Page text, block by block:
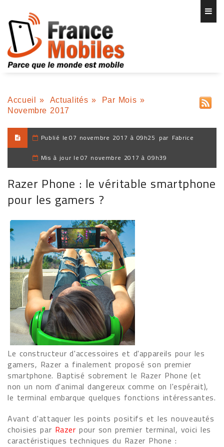
Accueil » Actualités » Par Mois »
Novembre 2017
Publié le 07 novembre 2017 à 09h25 par Fabrice
Mis à jour le 07 novembre 2017 à 09h39
Razer Phone : le véritable smartphone
pour les gamers ?
Le constructeur d'accessoires et d'appareils pour les
gamers, Razer a finalement proposé son premier
smartphone. Baptisé sobrement le Razer Phone (et
non un nom d'animal dangereux comme on l'espérait),
le terminal embarque quelques fonctions intéressantes.
Avant d'attaquer les points positifs et les nouveautés
choisies par Razer pour son premier terminal, voici les
caractéristiques techniques du Razer Phone :